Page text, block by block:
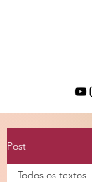
Post
Todos os textos